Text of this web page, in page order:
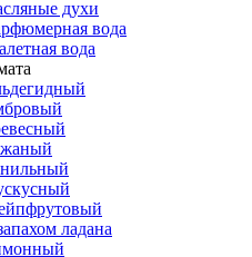
духи
вода
вода
ладана